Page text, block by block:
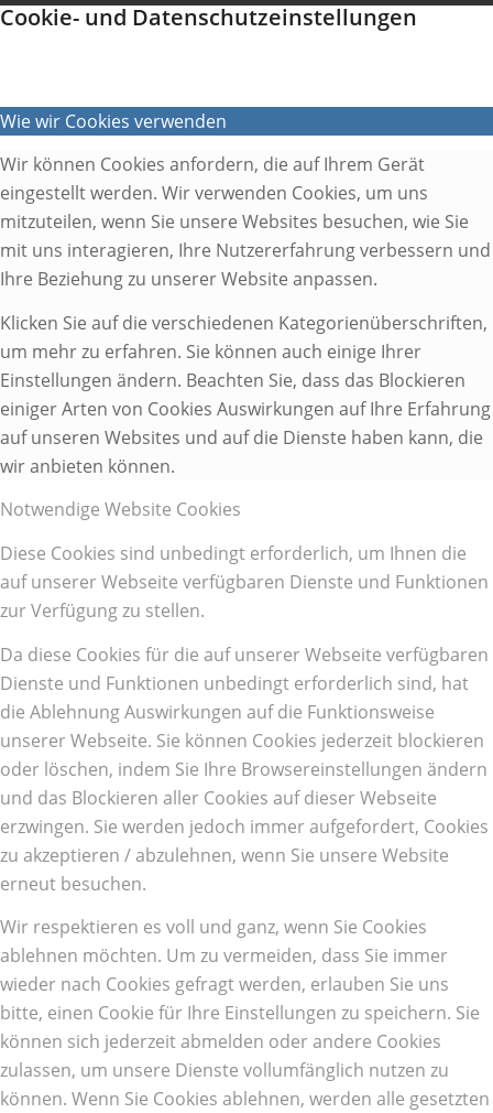
Cookie- und Datenschutzeinstellungen
Wie wir Cookies verwenden
Wir können Cookies anfordern, die auf Ihrem Gerät
eingestellt werden. Wir verwenden Cookies, um uns
mitzuteilen, wenn Sie unsere Websites besuchen, wie Sie
mit uns interagieren, Ihre Nutzererfahrung verbessern und
Ihre Beziehung zu unserer Website anpassen.
Klicken Sie auf die verschiedenen Kategorienüberschriften,
um mehr zu erfahren. Sie können auch einige Ihrer
Einstellungen ändern. Beachten Sie, dass das Blockieren
einiger Arten von Cookies Auswirkungen auf Ihre Erfahrung
auf unseren Websites und auf die Dienste haben kann, die
wir anbieten können.
Notwendige Website Cookies
Diese Cookies sind unbedingt erforderlich, um Ihnen die
auf unserer Webseite verfügbaren Dienste und Funktionen
zur Verfügung zu stellen.
Da diese Cookies für die auf unserer Webseite verfügbaren
Dienste und Funktionen unbedingt erforderlich sind, hat
die Ablehnung Auswirkungen auf die Funktionsweise
unserer Webseite. Sie können Cookies jederzeit blockieren
oder löschen, indem Sie Ihre Browsereinstellungen ändern
und das Blockieren aller Cookies auf dieser Webseite
erzwingen. Sie werden jedoch immer aufgefordert, Cookies
zu akzeptieren / abzulehnen, wenn Sie unsere Website
erneut besuchen.
Wir respektieren es voll und ganz, wenn Sie Cookies
ablehnen möchten. Um zu vermeiden, dass Sie immer
wieder nach Cookies gefragt werden, erlauben Sie uns
bitte, einen Cookie für Ihre Einstellungen zu speichern. Sie
können sich jederzeit abmelden oder andere Cookies
zulassen, um unsere Dienste vollumfänglich nutzen zu
können. Wenn Sie Cookies ablehnen, werden alle gesetzten